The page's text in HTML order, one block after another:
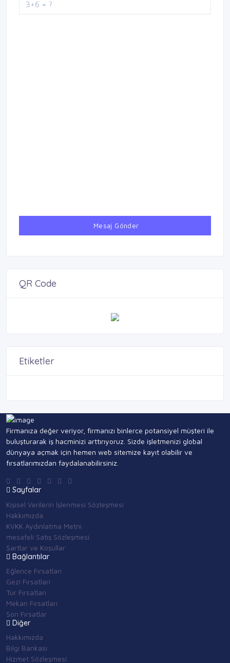
Mesaj Gönder
QR Code
Etiketler
Firmanıza değer veriyor, firmanızı binlerce potansiyel müşteri ile
buluşturarak iş hacminizi arttırıyoruz. Sizde işletmenizi global
dünyaya açmak için hemen web sitemize kayıt olabilir ve
fırsatlarımızdan faydalanabilirsiniz.
Sayfalar
Kişisel Verilerin İşlenmesi Sözleşmesi
Hakkımızda
KVKK Aydınlatma Metni
mesafeli Satış Sözleşmesi
Şartlar ve Koşullar
Bağlantılar
Eğlence Fırsatları
Gezi Fırsatları
Tur Fırsatları
Mekan Fırsatları
Son Fırsatlar
Diğer
Hakkımızda
Bilgi Bankası
Hizmet Sözleşmesi